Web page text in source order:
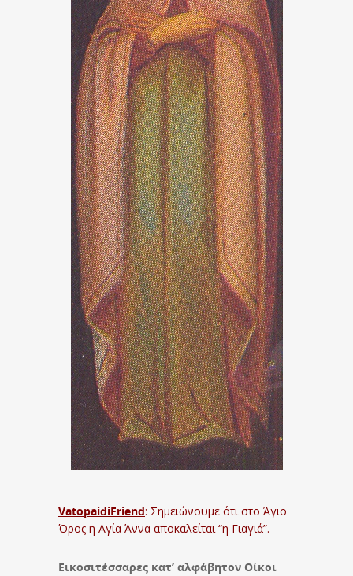
VatopaidiFriend: Σημειώνουμε ότι στο Άγιο
Όρος η Αγία Άννα αποκαλείται “η Γιαγιά”.
Εικοσιτέσσαρες κατ’ αλφάβητον Οίκοι